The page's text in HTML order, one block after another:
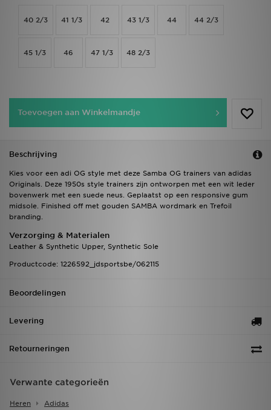
40 2/3 41 1/3 42 43 1/3 44 44 2/3
45 1/3 46 47 1/3 48 2/3
Toevoegen aan Winkelmandje
Beschrijving
Kies voor een adi OG style met deze Samba OG trainers van adidas
Originals. Deze 1950s style trainers zijn ontworpen met een wit leder
bovenwerk met een suede neus. Geplaatst op een responsive gum
midsole. Finished off met gouden SAMBA wordmark en Trefoil
branding.
Verzorging & Materialen
Leather & Synthetic Upper, Synthetic Sole
Productcode: 1226592_jdsportsbe/062115
Beoordelingen
Levering
Retourneringen
Verwante categorieën
Heren Adidas